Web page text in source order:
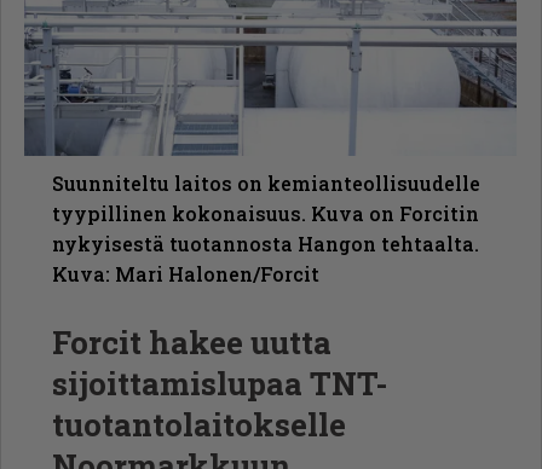
Suunniteltu laitos on kemianteollisuudelle
tyypillinen kokonaisuus. Kuva on Forcitin
nykyisestä tuotannosta Hangon tehtaalta.
Kuva: Mari Halonen/Forcit
Forcit hakee uutta
sijoittamislupaa TNT-
tuotantolaitokselle